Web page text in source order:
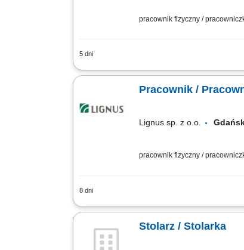
pracownik fizyczny /
5 dni
Zakres obowiązków:
Pracownik /
Lignus sp. z o.o.
pracownik fizyczny /
8 dni
Opis stanowiska Wykonywanie
Stolarz / Stolarka